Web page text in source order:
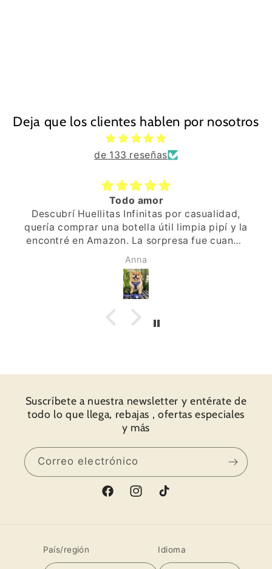
Deja que los clientes hablen por nosotros
de 133 reseñas
pipí y la
cuando
amor
fotos.
Diseño genial, suave y caliente
La opción mediana pera un perro o un
pequeño o mediano va genial. Los
diseño son vivos y de buena calidad.
interior es también muy suave y
proceso de compra y envío todo
Suscríbete a nuestra newsletter y entérate de
todo lo que llega, rebajas , ofertas especiales
y más
Correo electrónico
FacebookInstagramTikTok
País/región Idioma